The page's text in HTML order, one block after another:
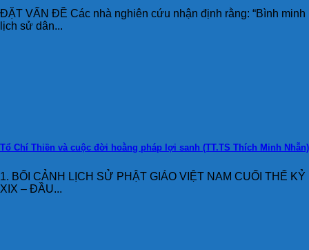
ĐẶT VẤN ĐỀ Các nhà nghiên cứu nhận định rằng: “Bình minh
lịch sử dân...
Tổ Chí Thiền và cuộc đời hoằng pháp lợi sanh (TT.TS Thích Minh Nhẫn)
1. BỐI CẢNH LỊCH SỬ PHẬT GIÁO VIỆT NAM CUỐI THẾ KỶ
XIX – ĐẦU...